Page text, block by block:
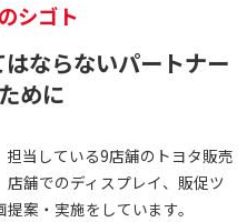
シゴト
ならないパートナー
めに
当している9店舗のトヨタ販売
舗でのディスプレイ、販促ツ
案・実施をしています。